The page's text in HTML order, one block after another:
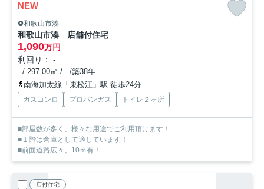
NEW
和歌山市湊
和歌山市湊 店舗付住宅
1,090万円
利回り： -
- / 297.00㎡ / - /築38年
南海加太線「東松江」駅 徒歩24分
ガスコンロ プロパンガス トイレ２ヶ所
■部屋数が多く、様々な用途でご利用頂けます！
■１階は倉庫として適しています！
■前面道路広々、10ｍ有！
店付住宅